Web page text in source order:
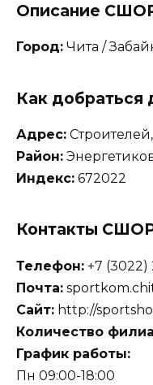
Описание
Город: Чита /
Как
Адрес:
Район:
Индекс: 672022
Контакты
Телефон: +7 (3022)
Почта:
Сайт: http://
Количество
График работы:
Пн 09:00-18:00